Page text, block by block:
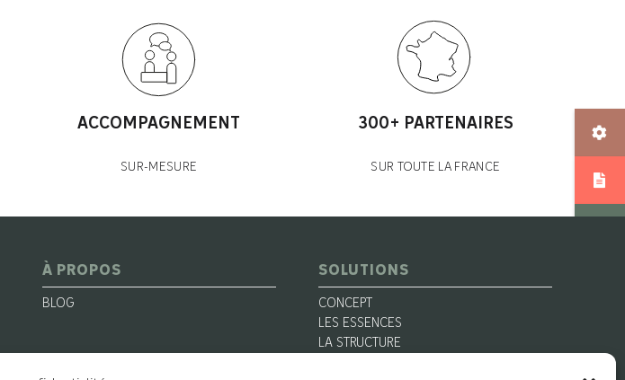
ACCOMPAGNEMENT
SUR-MESURE
300+ PARTENAIRES
SUR TOUTE LA FRANCE
À PROPOS
BLOG
SOLUTIONS
CONCEPT
LES ESSENCES
LA STRUCTURE